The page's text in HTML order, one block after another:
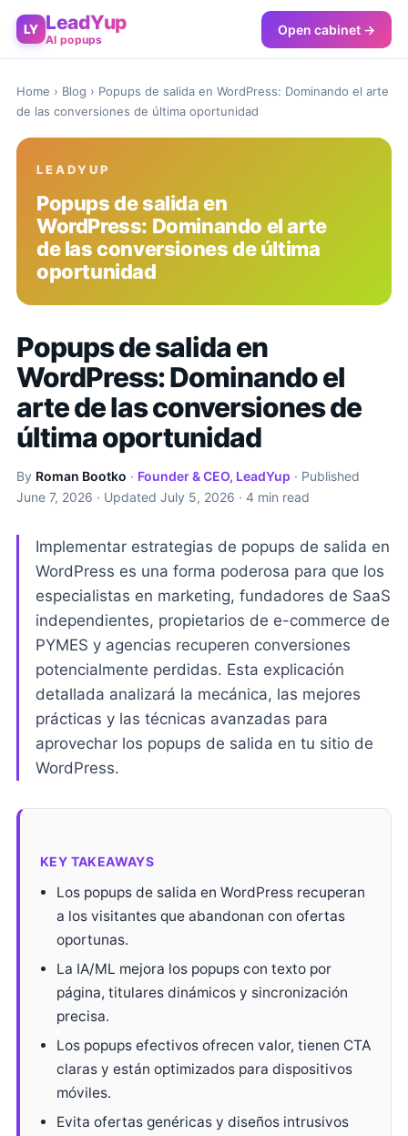
LY LeadYup
AI popups
Open cabinet →
Home › Blog › Popups de salida en WordPress: Dominando el arte
de las conversiones de última oportunidad
LEADYUP
Popups de salida en
WordPress: Dominando el arte
de las conversiones de última
oportunidad
Popups de salida en
WordPress: Dominando el
arte de las conversiones de
última oportunidad
By Roman Bootko · Founder & CEO, LeadYup · Published
June 7, 2026 · Updated July 5, 2026 · 4 min read
Implementar estrategias de popups de salida en
WordPress es una forma poderosa para que los
especialistas en marketing, fundadores de SaaS
independientes, propietarios de e-commerce de
PYMES y agencias recuperen conversiones
potencialmente perdidas. Esta explicación
detallada analizará la mecánica, las mejores
prácticas y las técnicas avanzadas para
aprovechar los popups de salida en tu sitio de
WordPress.
KEY TAKEAWAYS
Los popups de salida en WordPress recuperan
a los visitantes que abandonan con ofertas
oportunas.
La IA/ML mejora los popups con texto por
página, titulares dinámicos y sincronización
precisa.
Los popups efectivos ofrecen valor, tienen CTA
claras y están optimizados para dispositivos
móviles.
Evita ofertas genéricas y diseños intrusivos